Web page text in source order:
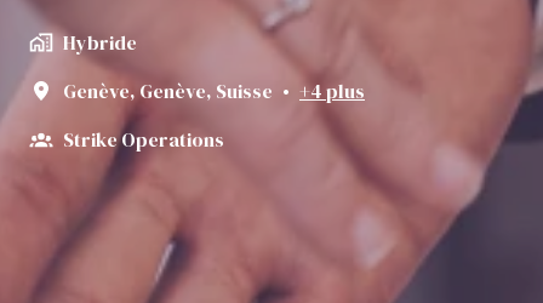
Hybride
Genève, Genève, Suisse • +4 plus
Strike Operations